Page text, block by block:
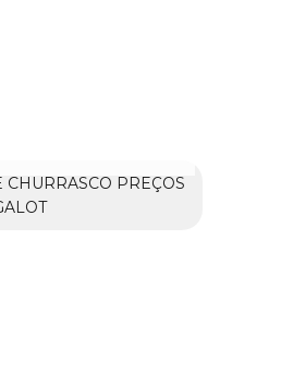
CHURRASCO PREÇOS